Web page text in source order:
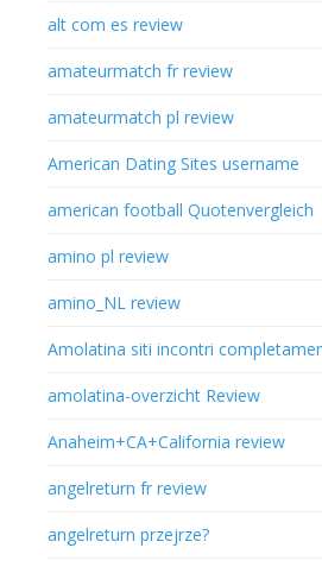
alt com es review
amateurmatch fr review
amateurmatch pl review
American Dating Sites username
american football Quotenvergleich
amino pl review
amino_NL review
Amolatina siti incontri
amolatina-overzicht Review
Anaheim+CA+California review
angelreturn fr review
angelreturn przejrze?